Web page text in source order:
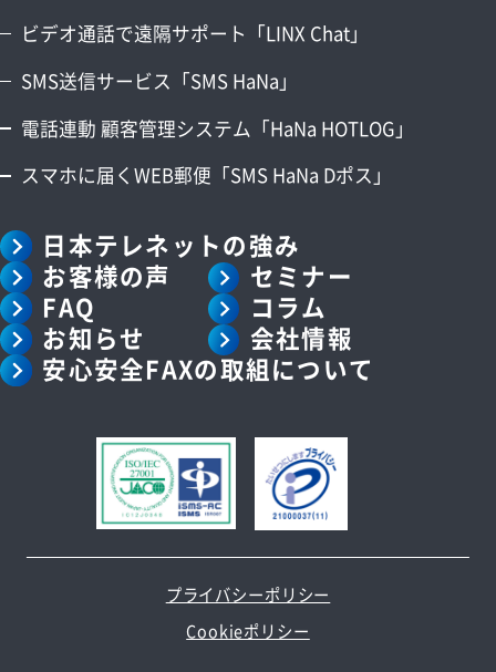
ビデオ通話で遠隔サポート「LINX Chat」
SMS送信サービス「SMS HaNa」
電話連動 顧客管理システム「HaNa HOTLOG」
スマホに届くWEB郵便「SMS HaNa Dポス」
日本テレネットの強み
お客様の声
セミナー
FAQ
コラム
お知らせ
会社情報
安心安全FAXの取組について
プライバシーポリシー
Cookieポリシー